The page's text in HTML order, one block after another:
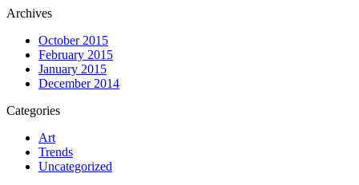
Archives
October 2015
February 2015
January 2015
December 2014
Categories
Art
Trends
Uncategorized